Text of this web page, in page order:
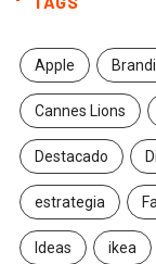
Apple
Cannes Lions
Destacado
estrategia
Ideas ikea